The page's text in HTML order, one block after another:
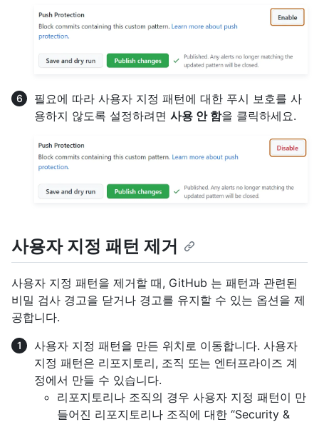
필요에 따라 사용자 지정 패턴에 대한 푸시 보호를 사
용하지 않도록 설정하려면 사용 안 함을 클릭하세요.
사용자 지정 패턴 제거
사용자 지정 패턴을 제거할 때, GitHub 는 패턴과 관련된
비밀 검사 경고을 닫거나 경고를 유지할 수 있는 옵션을 제
공합니다.
사용자 지정 패턴을 만든 위치로 이동합니다. 사용자
지정 패턴은 리포지토리, 조직 또는 엔터프라이즈 계
정에서 만들 수 있습니다.
리포지토리나 조직의 경우 사용자 지정 패턴이 만
들어진 리포지토리나 조직에 대한 “Security &